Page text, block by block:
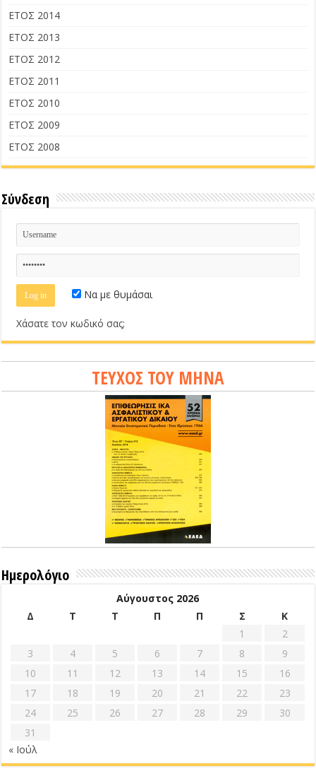
ΕΤΟΣ 2014
ΕΤΟΣ 2013
ΕΤΟΣ 2012
ΕΤΟΣ 2011
ΕΤΟΣ 2010
ΕΤΟΣ 2009
ΕΤΟΣ 2008
Σύνδεση
Να με θυμάσαι
Χάσατε τον κωδικό σας;
ΤΕΥΧΟΣ ΤΟΥ ΜΗΝΑ
Ημερολόγιο
Αύγουστος 2026
Δ
Τ Τ Π Π Σ
Κ
1
2
3
4 5 6 7 8
9
10
11 12 13 14 15
16
17
18 19 20 21 22
23
24
25 26 27 28 29
30
31
« Ιούλ